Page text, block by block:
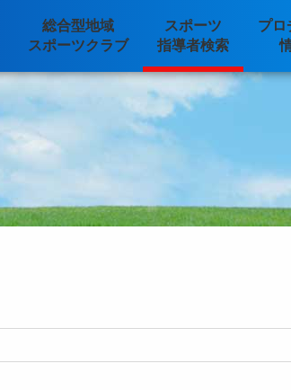
総合型地域
スポーツクラブ
スポーツ
指導者検索
プロ